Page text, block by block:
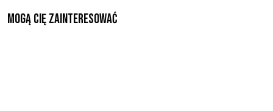
Mogą Cię zainteresować